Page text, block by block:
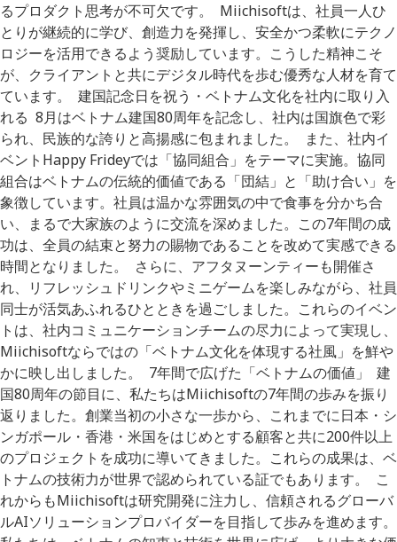
るプロダクト思考が不可欠です。 Miichisoftは、社員一人ひ
とりが継続的に学び、創造力を発揮し、安全かつ柔軟にテクノ
ロジーを活用できるよう奨励しています。こうした精神こそ
が、クライアントと共にデジタル時代を歩む優秀な人材を育て
ています。 建国記念日を祝う・ベトナム文化を社内に取り入
れる 8月はベトナム建国80周年を記念し、社内は国旗色で彩
られ、民族的な誇りと高揚感に包まれました。 また、社内イ
ベントHappy Frideyでは「協同組合」をテーマに実施。協同
組合はベトナムの伝統的価値である「団結」と「助け合い」を
象徴しています。社員は温かな雰囲気の中で食事を分かち合
い、まるで大家族のように交流を深めました。この7年間の成
功は、全員の結束と努力の賜物であることを改めて実感できる
時間となりました。 さらに、アフタヌーンティーも開催さ
れ、リフレッシュドリンクやミニゲームを楽しみながら、社員
同士が活気あふれるひとときを過ごしました。これらのイベン
トは、社内コミュニケーションチームの尽力によって実現し、
Miichisoftならではの「ベトナム文化を体現する社風」を鮮や
かに映し出しました。 7年間で広げた「ベトナムの価値」 建
国80周年の節目に、私たちはMiichisoftの7年間の歩みを振り
返りました。創業当初の小さな一歩から、これまでに日本・シ
ンガポール・香港・米国をはじめとする顧客と共に200件以上
のプロジェクトを成功に導いてきました。これらの成果は、ベ
トナムの技術力が世界で認められている証でもあります。 こ
れからもMiichisoftは研究開発に注力し、信頼されるグローバ
ルAIソリューションプロバイダーを目指して歩みを進めます。